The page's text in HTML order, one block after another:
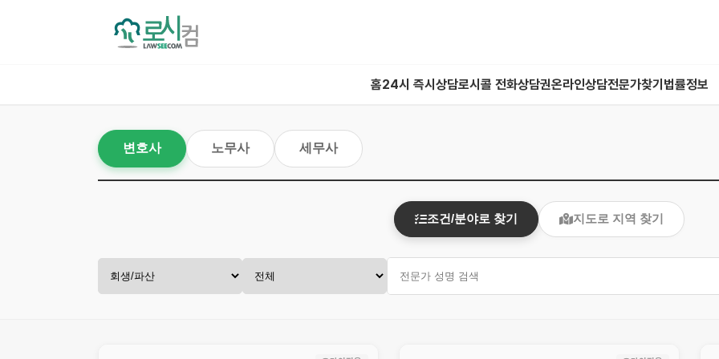
홈24시 즉시상담로시콜 전화상담권온라인상담전문가찾기 법률정보
변호사 노무사 세무사
조건/분야로 찾기 지도로 지역 찾기